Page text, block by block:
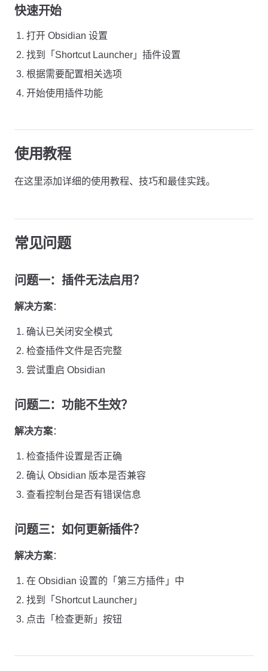
快速开始
打开 Obsidian 设置
找到「Shortcut Launcher」插件设置
根据需要配置相关选项
开始使用插件功能
使用教程
在这里添加详细的使用教程、技巧和最佳实践。
常见问题
问题一：插件无法启用？
解决方案：
确认已关闭安全模式
检查插件文件是否完整
尝试重启 Obsidian
问题二：功能不生效？
解决方案：
检查插件设置是否正确
确认 Obsidian 版本是否兼容
查看控制台是否有错误信息
问题三：如何更新插件？
解决方案：
在 Obsidian 设置的「第三方插件」中
找到「Shortcut Launcher」
点击「检查更新」按钮